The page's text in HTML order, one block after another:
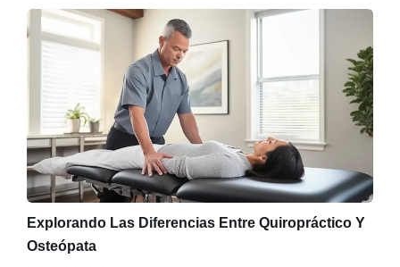
Explorando Las Diferencias Entre Quiropráctico Y
Osteópata